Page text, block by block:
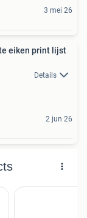
3 mei 26
eiken print lijst
Details
2 jun 26